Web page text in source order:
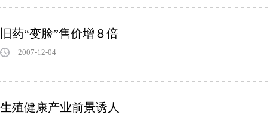
旧药“变脸”售价增８倍
2007-12-04
生殖健康产业前景诱人